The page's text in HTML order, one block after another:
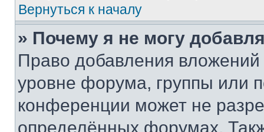
Вернуться к началу
» Почему я не могу
Право добавления
уровне форума, группы или
конференции может не
определённых форумах.